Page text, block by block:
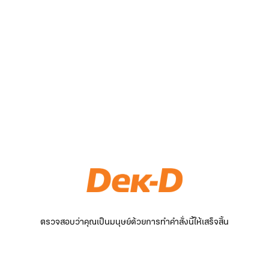
ตรวจสอบว่าคุณเป็นมนุษย์ด้วยการทำคำสั่งนี้ให้เสร็จสิ้น